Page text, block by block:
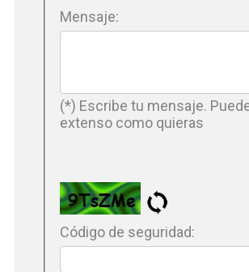
Mensaje:
(*) Escribe tu mensaje.
extenso como quieras
Código de seguridad: